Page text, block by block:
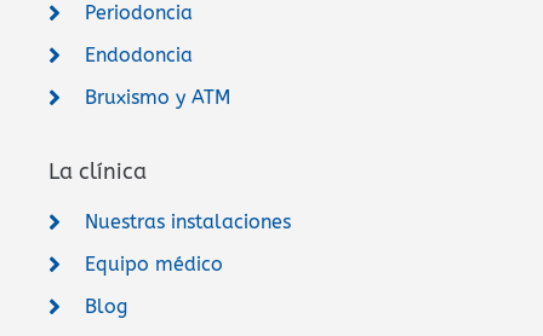
Periodoncia
Endodoncia
Bruxismo y ATM
La clínica
Nuestras instalaciones
Equipo médico
Blog